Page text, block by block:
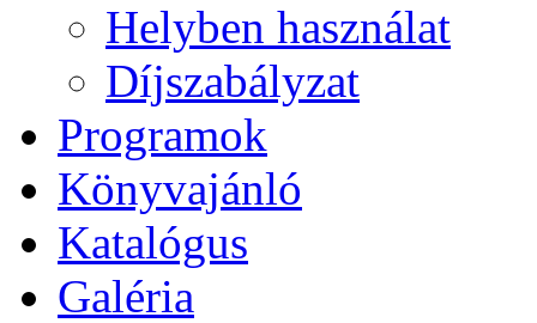
Helyben használat
Díjszabályzat
Programok
Könyvajánló
Katalógus
Galéria